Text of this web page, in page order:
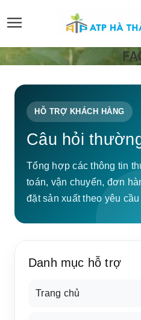
HỖ TRỢ KHÁCH HÀNG
Câu hỏi
Tổng hợp các thông tin
toán, vận chuyển, đơn
đặt sản xuất theo yêu
Danh mục hỗ trợ
Trang chủ